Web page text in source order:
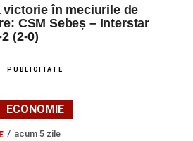
victorie în meciurile de
CSM Sebeș – Interstar
(2-0)
PUBLICITATE
ECONOMIE
acum 5 zile